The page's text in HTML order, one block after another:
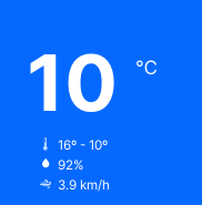
10 ℃
16º - 10º
92%
3.9 km/h